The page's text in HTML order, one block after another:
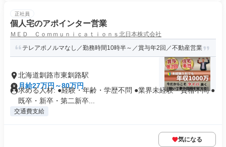
正社員
個人宅のアポインター営業
ＭＥＤ Ｃｏｍｍｕｎｉｃａｔｉｏｎｓ北日本株式会社
テレアポノルマなし／勤務時間10時半～／賞与年2回／不動産営業
北海道釧路市東釧路駅
月給27万円～80万円
求める人材: ●経験・年齢・学歴不問 ●業界未経験・資格不問 ●
既卒・新卒・第二新卒...
交通費支給
気になる